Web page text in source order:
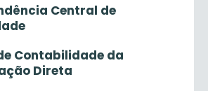
Central de
Contabilidade da
Direta